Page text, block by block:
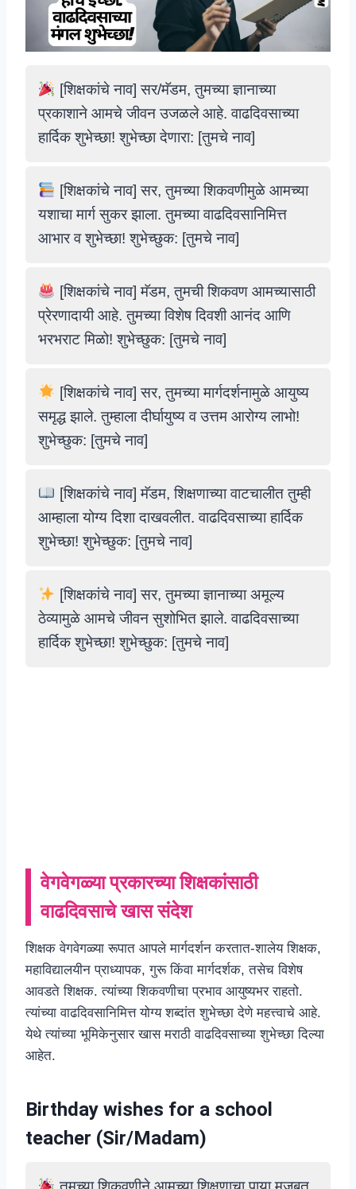
[शिक्षकांचे नाव] सर/मॅडम, तुमच्या ज्ञानाच्या
प्रकाशाने आमचे जीवन उजळले आहे. वाढदिवसाच्या
हार्दिक शुभेच्छा! शुभेच्छा देणारा: [तुमचे नाव]
[शिक्षकांचे नाव] सर, तुमच्या शिकवणीमुळे आमच्या
यशाचा मार्ग सुकर झाला. तुमच्या वाढदिवसानिमित्त
आभार व शुभेच्छा! शुभेच्छुक: [तुमचे नाव]
[शिक्षकांचे नाव] मॅडम, तुमची शिकवण आमच्यासाठी
प्रेरणादायी आहे. तुमच्या विशेष दिवशी आनंद आणि
भरभराट मिळो! शुभेच्छुक: [तुमचे नाव]
[शिक्षकांचे नाव] सर, तुमच्या मार्गदर्शनामुळे आयुष्य
समृद्ध झाले. तुम्हाला दीर्घायुष्य व उत्तम आरोग्य लाभो!
शुभेच्छुक: [तुमचे नाव]
[शिक्षकांचे नाव] मॅडम, शिक्षणाच्या वाटचालीत तुम्ही
आम्हाला योग्य दिशा दाखवलीत. वाढदिवसाच्या हार्दिक
शुभेच्छा! शुभेच्छुक: [तुमचे नाव]
[शिक्षकांचे नाव] सर, तुमच्या ज्ञानाच्या अमूल्य
ठेव्यामुळे आमचे जीवन सुशोभित झाले. वाढदिवसाच्या
हार्दिक शुभेच्छा! शुभेच्छुक: [तुमचे नाव]
वेगवेगळ्या प्रकारच्या शिक्षकांसाठी
वाढदिवसाचे खास संदेश
शिक्षक वेगवेगळ्या रूपात आपले मार्गदर्शन करतात-शालेय शिक्षक,
महाविद्यालयीन प्राध्यापक, गुरू किंवा मार्गदर्शक, तसेच विशेष
आवडते शिक्षक. त्यांच्या शिकवणीचा प्रभाव आयुष्यभर राहतो.
त्यांच्या वाढदिवसानिमित्त योग्य शब्दांत शुभेच्छा देणे महत्त्वाचे आहे.
येथे त्यांच्या भूमिकेनुसार खास मराठी वाढदिवसाच्या शुभेच्छा दिल्या
आहेत.
Birthday wishes for a school
teacher (Sir/Madam)